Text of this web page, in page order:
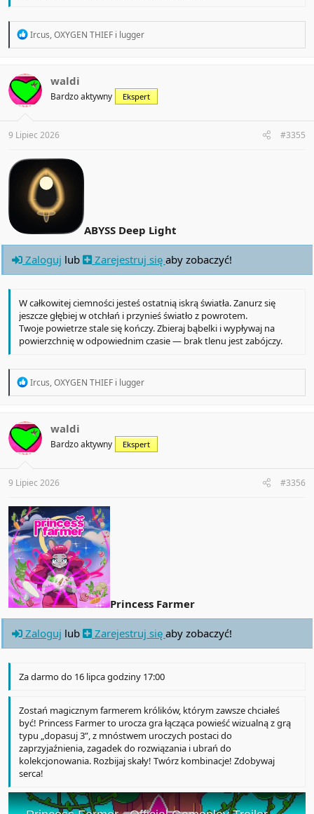
R
t
i
o
s
:
Ircus,OXYGEN THIEF i lugger
waldi
Bardzo aktywny Ekspert
9 Lipiec 2026 #3355
ABYSS Deep Light
Zaloguj lub Zarejestruj się aby zobaczyć!
W całkowitej ciemności jesteś ostatnią iskrą światła. Zanurz się
jeszcze głębiej w otchłań i przynieś światło z powrotem.
Twoje powietrze stale się kończy. Zbieraj bąbelki i wypływaj na
powierzchnię w odpowiednim czasie — brak tlenu jest zabójczy.
R
t
i
o
s
:
Ircus,OXYGEN THIEF i lugger
waldi
Bardzo aktywny Ekspert
9 Lipiec 2026 #3356
Princess Farmer
Zaloguj lub Zarejestruj się aby zobaczyć!
Za darmo do 16 lipca godziny 17:00
Zostań magicznym farmerem królików, którym zawsze chciałeś
być! Princess Farmer to urocza gra łącząca powieść wizualną z grą
typu „dopasuj 3”, z mnóstwem uroczych postaci do
zaprzyjaźnienia, zagadek do rozwiązania i ubrań do
kolekcjonowania. Rozbijaj skały! Twórz kombinacje! Zdobywaj
serca!